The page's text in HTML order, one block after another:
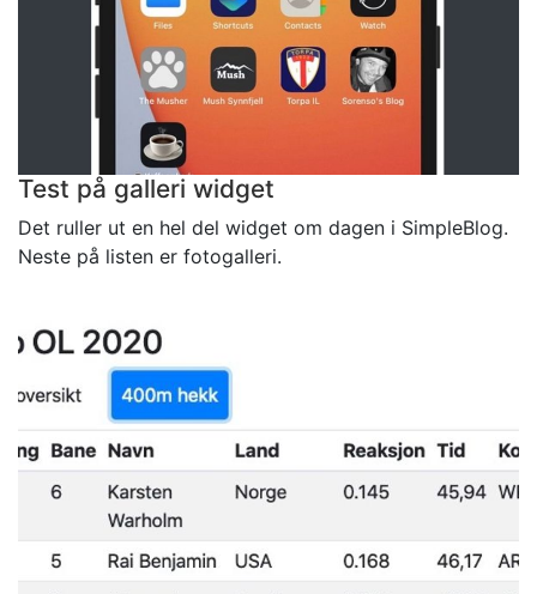
Test på galleri widget
Det ruller ut en hel del widget om dagen i SimpleBlog.
Neste på listen er fotogalleri.